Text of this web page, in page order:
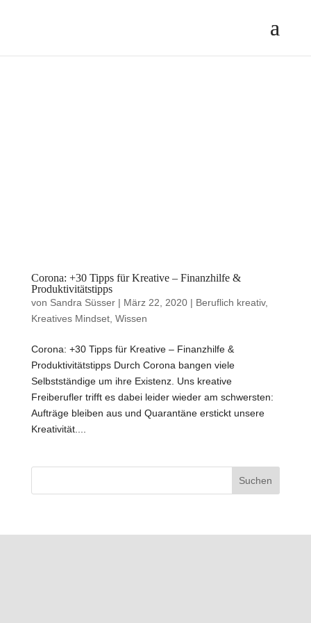
Corona: +30 Tipps für Kreative – Finanzhilfe &
Produktivitätstipps
von Sandra Süsser| März 22, 2020| Beruflich kreativ,
Kreatives Mindset, Wissen
Corona: +30 Tipps für Kreative – Finanzhilfe &
Produktivitätstipps Durch Corona bangen viele
Selbstständige um ihre Existenz. Uns kreative
Freiberufler trifft es dabei leider wieder am schwersten:
Aufträge bleiben aus und Quarantäne erstickt unsere
Kreativität....